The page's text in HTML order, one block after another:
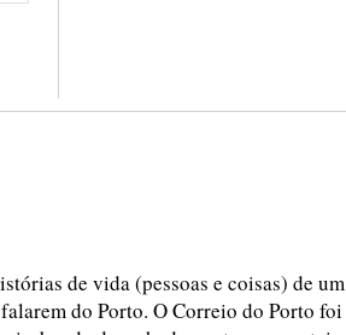
de vida (pessoas e coisas) de um
do Porto. O Correio do Porto foi